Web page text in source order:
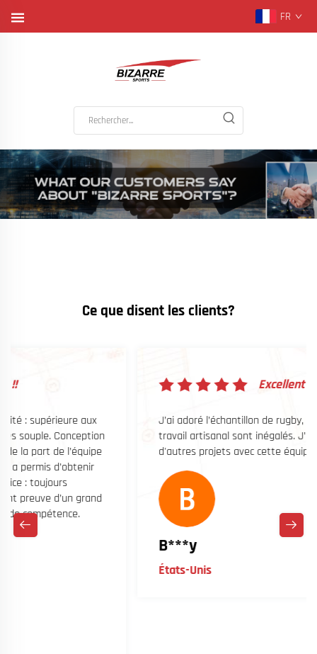
FR
Ce que disent les clients?
Excellent !!
J’ai adoré l’échantillon de rugby, la qualité et le
travail artisanal sont inégalés. J’ai hâte de réaliser
d'autres projets avec cette équipe.